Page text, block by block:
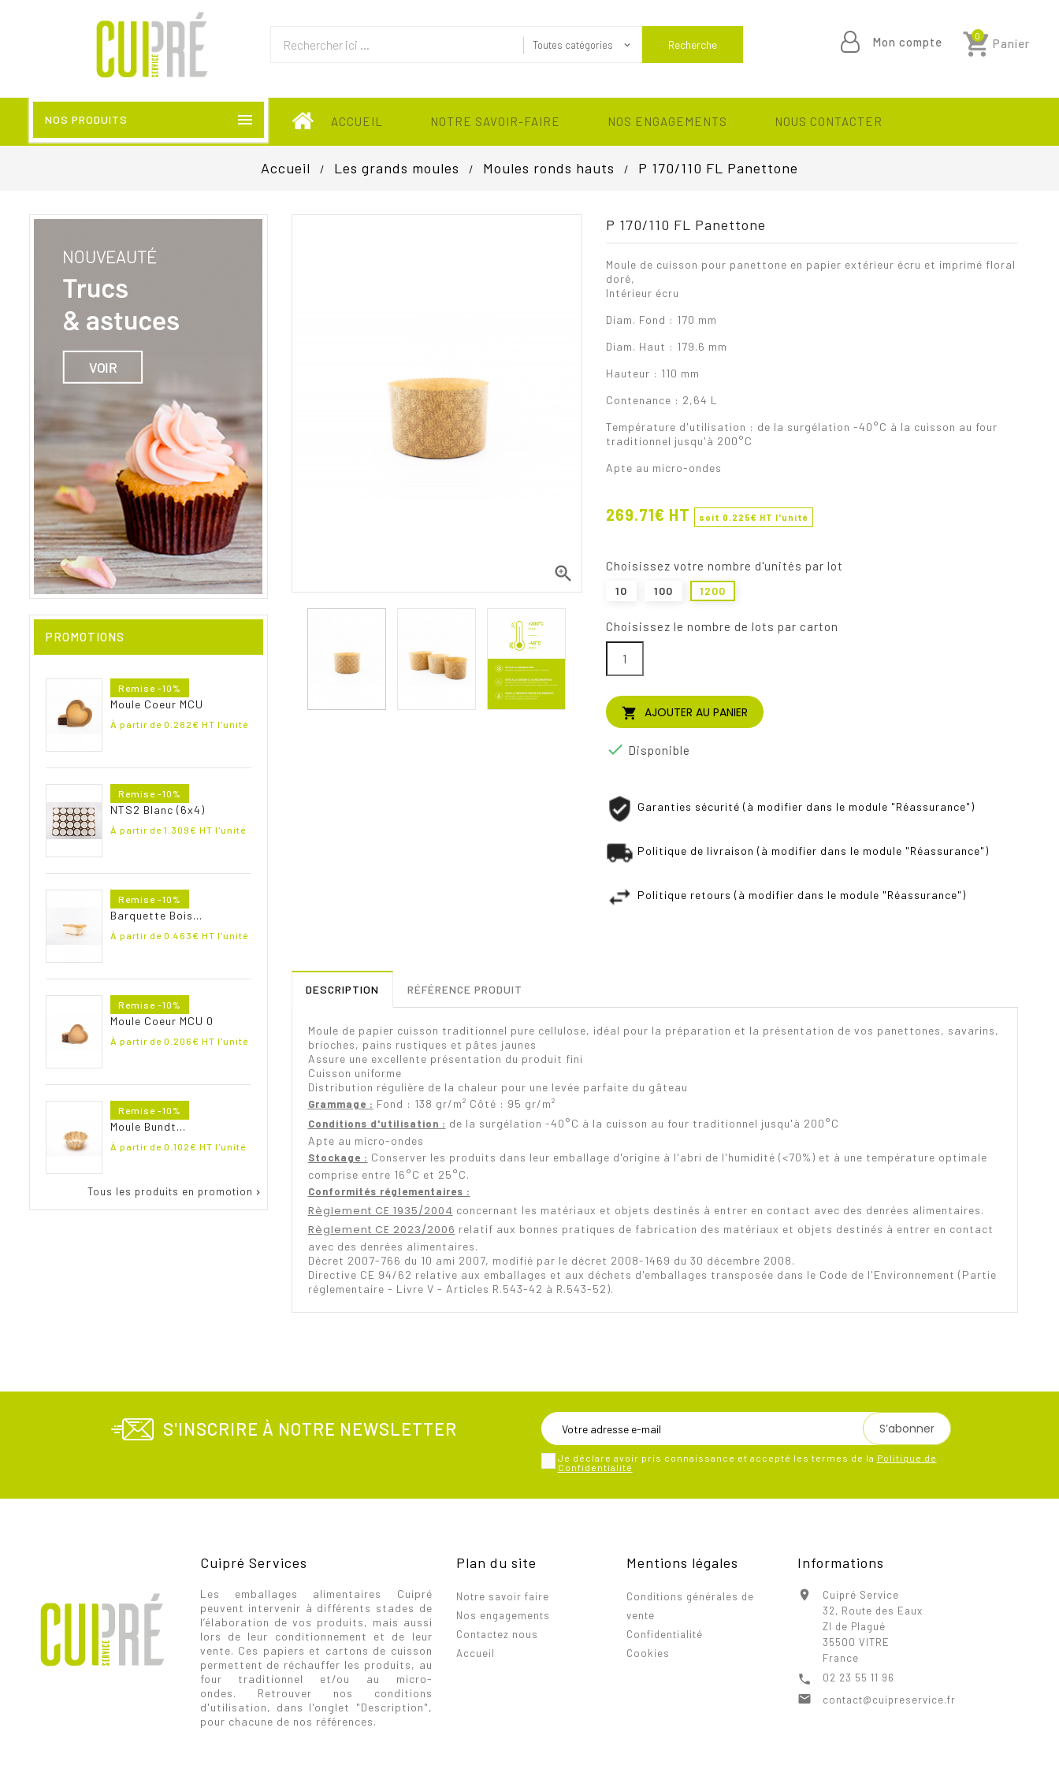
shopping_cart Panier
0
Mon compte
Recherche
NOS PRODUITS  ACCUEIL NOTRE SAVOIR-FAIRE NOS ENGAGEMENTS NOUS CONTACTER
Accueil Les grands moules Moules ronds hauts P 170/110 FL Panettone
PROMOTIONS
Prix
de
base
Remise -10%
Moule Coeur MCU
À partir de 0.282€ HT l'unitéPrix
Prix
de
base
Remise -10%
NTS2 Blanc (6x4)
À partir de 1.309€ HT l'unitéPrix
Prix
de
base
Remise -10%
Barquette Bois...
À partir de 0.463€ HT l'unitéPrix
Prix
de
base
Remise -10%
Moule Coeur MCU 0
À partir de 0.206€ HT l'unitéPrix
Prix
de
base
Remise -10%
Moule Bundt...
À partir de 0.102€ HT l'unitéPrix
Tous les produits en promotion 

P 170/110 FL Panettone
Moule de cuisson pour panettone en papier extérieur écru et imprimé floral
doré,
Intérieur écru
Diam. Fond : 170 mm
Diam. Haut : 179.6 mm
Hauteur : 110 mm
Contenance : 2,64 L
Température d'utilisation : de la surgélation -40°C à la cuisson au four
traditionnel jusqu'à 200°C
Apte au micro-ondes
269.71€ HT soit 0.225€ HT l'unité
choisissez votre nombre d'unités par lot
10 100 1200
Choisissez le nombre de lots par carton
 AJOUTER AU PANIER
 Disponible
Garanties sécurité (à modifier dans le module "Réassurance")
Politique de livraison (à modifier dans le module "Réassurance")
Politique retours (à modifier dans le module "Réassurance")
DESCRIPTION RÉFÉRENCE PRODUIT
Moule de papier cuisson traditionnel pure cellulose, idéal pour la préparation et la présentation de vos panettones, savarins,
brioches, pains rustiques et pâtes jaunes
Assure une excellente présentation du produit fini
Cuisson uniforme
Distribution régulière de la chaleur pour une levée parfaite du gâteau
Grammage : Fond : 138 gr/m² Côté : 95 gr/m²
Conditions d'utilisation : de la surgélation -40°C à la cuisson au four traditionnel jusqu'à 200°C
Apte au micro-ondes
Stockage : Conserver les produits dans leur emballage d'origine à l'abri de l'humidité (<70%) et à une température optimale
comprise entre 16°C et 25°C.
Conformités réglementaires :
Règlement CE 1935/2004 concernant les matériaux et objets destinés à entrer en contact avec des denrées alimentaires.
Règlement CE 2023/2006 relatif aux bonnes pratiques de fabrication des matériaux et objets destinés à entrer en contact
avec des denrées alimentaires.
Décret 2007-766 du 10 ami 2007, modifié par le décret 2008-1469 du 30 décembre 2008.
Directive CE 94/62 relative aux emballages et aux déchets d'emballages transposée dans le Code de l'Environnement (Partie
réglementaire - Livre V - Articles R.543-42 à R.543-52).
S'INSCRIRE À NOTRE NEWSLETTER
Je déclare avoir pris connaissance et accepté les termes de la Politique de
Confidentialité
Cuipré Services
Les emballages alimentaires Cuipré
peuvent intervenir à différents stades de
l’élaboration de vos produits, mais aussi
lors de leur conditionnement et de leur
vente. Ces papiers et cartons de cuisson
permettent de réchauffer les produits, au
four traditionnel et/ou au micro-
ondes. Retrouver nos conditions
d'utilisation, dans l'onglet "Description",
pour chacune de nos références.
Plan du site
Notre savoir faire
Nos engagements
Contactez nous
Accueil
Mentions légales
Conditions générales de
vente
Confidentialité
Cookies
Informations

Cuipré Service
32, Route des Eaux
ZI de Plagué
35500 VITRE
France
 02 23 55 11 96
 contact@cuipreservice.fr